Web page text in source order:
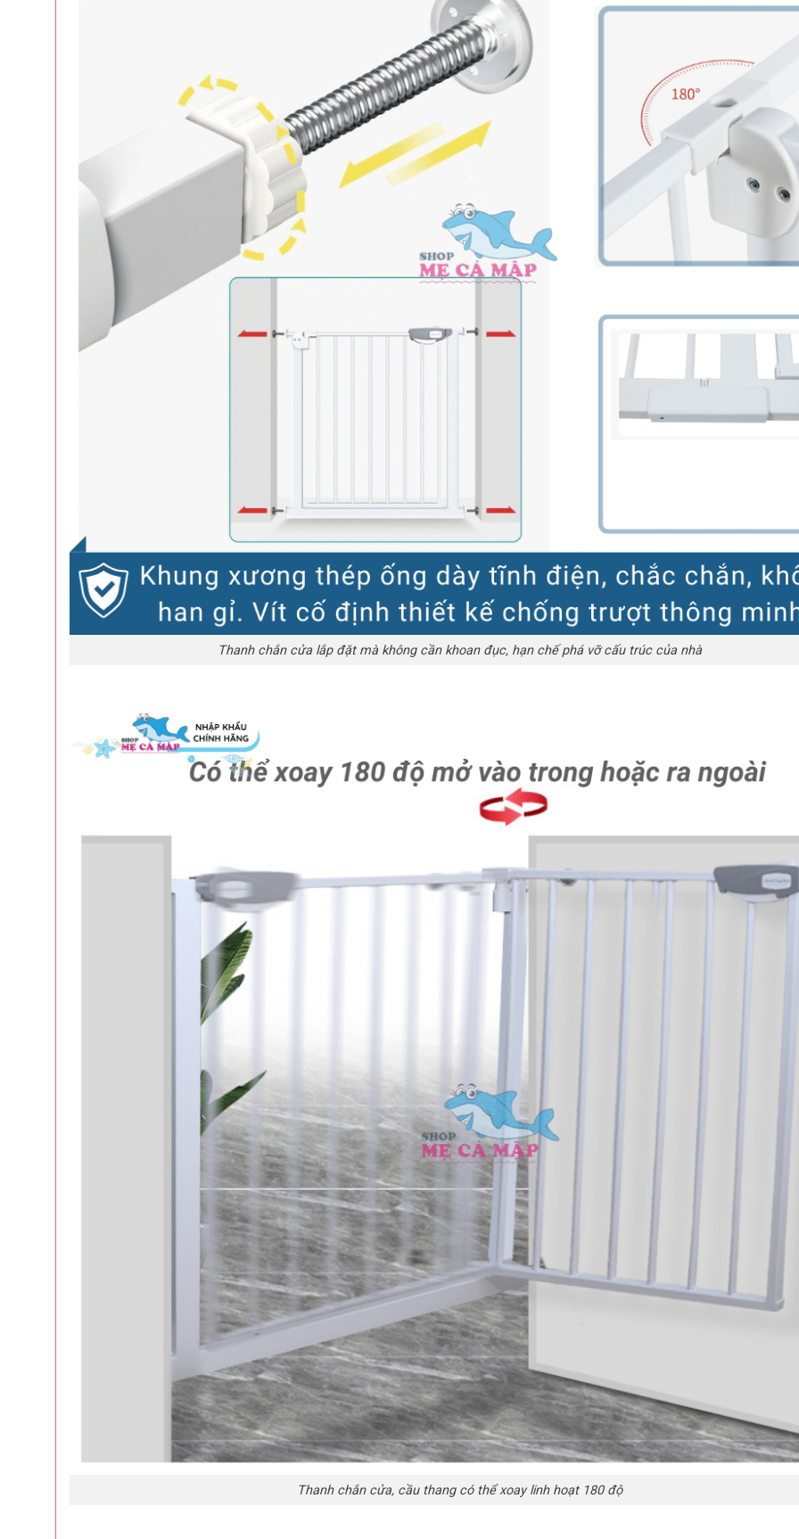
Thanh chắn cửa lắp đặt mà không cần khoan đục, hạn chế phá vỡ cấu trúc của nhà
Thanh chắn cửa, cầu thang có thể xoay linh hoạt 180 độ